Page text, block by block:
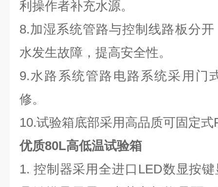
利操作者补充水源。
8.加湿系统管路与控制线路板分
水发生故障，提高安全性。
9.水路系统管路电路系统采用门
修。
10.试验箱底部采用高品质可固定
优质80L高低温试验箱
1. 控制器采用全进口LED数显按